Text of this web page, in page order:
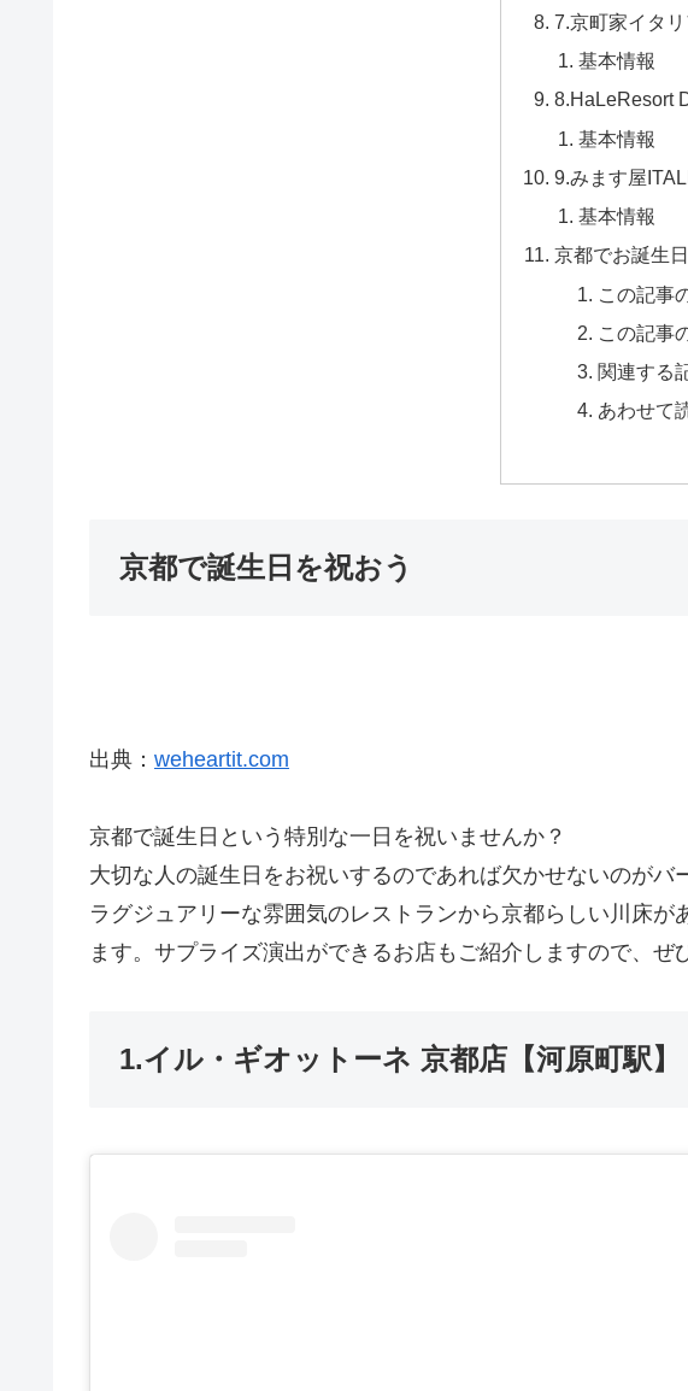
7.京町家イタ
基本情報
8.HaLeResort
基本情報
9.みます屋
基本情報
京都でお誕生
この記事
この記事
関連する
あわせて
京都で誕生日を祝おう
出典： weheartit.com
京都で誕生日という特別な一日を祝いませんか？
大切な人の誕生日をお祝いするのであれば欠かせないのがバ
ラグジュアリーな雰囲気のレストランから京都らしい川床
ます。サプライズ演出ができるお店もご紹介しますので、
1.イル・ギオットーネ 京都店【河原町駅】